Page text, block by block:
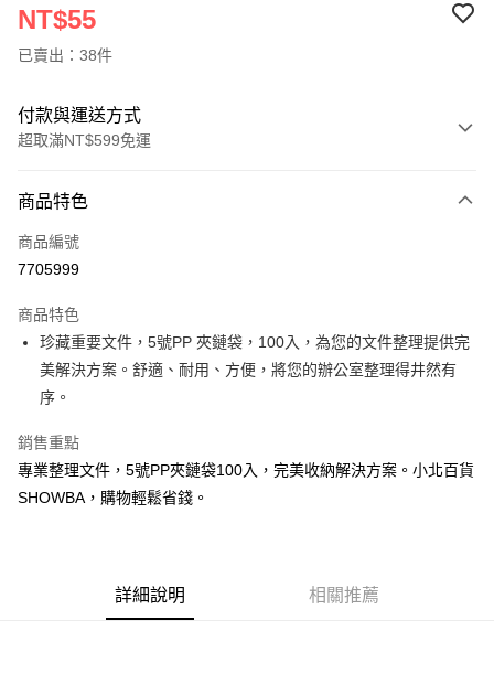
NT$55
已賣出：38件
付款與運送方式
超取滿NT$599免運
信用卡一次付款
超商取貨付款
Apple Pay
街口支付
Google Pay
AFTEE先享後付
商品特色
商品編號
7705999
商品特色
珍藏重要文件，5號PP 夾鏈袋，100入，為您的文件整理提供完
美解決方案。舒適、耐用、方便，將您的辦公室整理得井然有
序。
銷售重點
專業整理文件，5號PP夾鏈袋100入，完美收納解決方案。小北百貨
SHOWBA，購物輕鬆省錢。
詳細說明 相關推薦